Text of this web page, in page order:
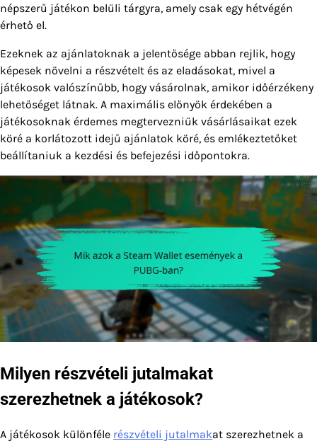
népszerű játékon belüli tárgyra, amely csak egy hétvégén
érhető el.
Ezeknek az ajánlatoknak a jelentősége abban rejlik, hogy
képesek növelni a részvételt és az eladásokat, mivel a
játékosok valószínűbb, hogy vásárolnak, amikor időérzékeny
lehetőséget látnak. A maximális előnyök érdekében a
játékosoknak érdemes megtervezniük vásárlásaikat ezek
köré a korlátozott idejű ajánlatok köré, és emlékeztetőket
beállítaniuk a kezdési és befejezési időpontokra.
Milyen részvételi jutalmakat
szerezhetnek a játékosok?
A játékosok különféle részvételi jutalmakat szerezhetnek a